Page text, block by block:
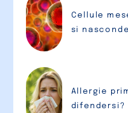
Cellule
si
Allergie
difendersi?